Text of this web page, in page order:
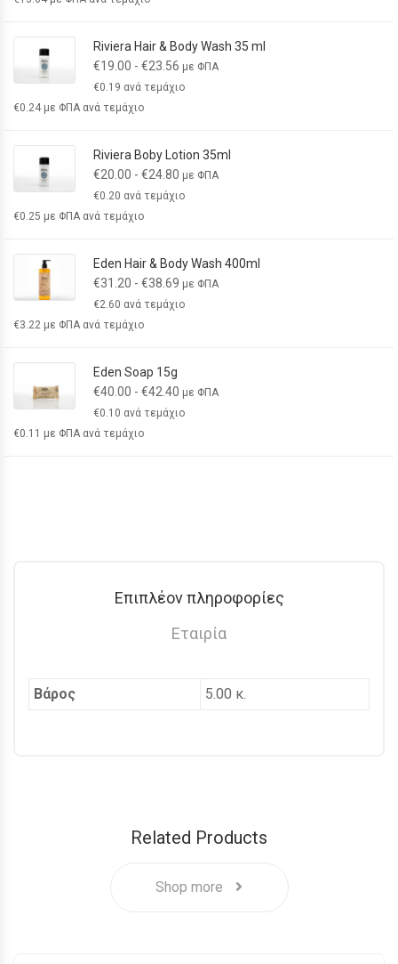
Riviera Hair & Body Wash 35 ml
€19.00 - €23.56 με ΦΠΑ
€0.19 ανά τεμάχιο
€0.24 με ΦΠΑ ανά τεμάχιο
Riviera Boby Lotion 35ml
€20.00 - €24.80 με ΦΠΑ
€0.20 ανά τεμάχιο
€0.25 με ΦΠΑ ανά τεμάχιο
Eden Hair & Body Wash 400ml
€31.20 - €38.69 με ΦΠΑ
€2.60 ανά τεμάχιο
€3.22 με ΦΠΑ ανά τεμάχιο
Eden Soap 15g
€40.00 - €42.40 με ΦΠΑ
€0.10 ανά τεμάχιο
€0.11 με ΦΠΑ ανά τεμάχιο
Επιπλέον πληροφορίες
Εταιρία
Βάρος 5.00 κ.
Related Products
Shop more